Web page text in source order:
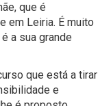
que é
em Leiria. É muito
a sua grande
que está a tirar
e